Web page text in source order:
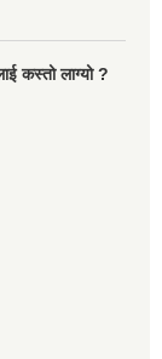
कस्तो लाग्यो ?